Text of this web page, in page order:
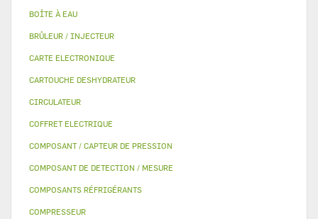
BOÎTE À EAU
BRÛLEUR / INJECTEUR
CARTE ELECTRONIQUE
CARTOUCHE DESHYDRATEUR
CIRCULATEUR
COFFRET ELECTRIQUE
COMPOSANT / CAPTEUR DE PRESSION
COMPOSANT DE DETECTION / MESURE
COMPOSANTS RÉFRIGÉRANTS
COMPRESSEUR